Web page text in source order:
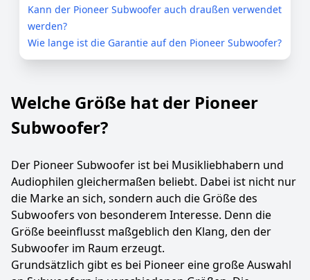
Kann der Pioneer Subwoofer auch draußen verwendet
werden?
Wie lange ist die Garantie auf den Pioneer Subwoofer?
Welche Größe hat der Pioneer
Subwoofer?
Der Pioneer Subwoofer ist bei Musikliebhabern und
Audiophilen gleichermaßen beliebt. Dabei ist nicht nur
die Marke an sich, sondern auch die Größe des
Subwoofers von besonderem Interesse. Denn die
Größe beeinflusst maßgeblich den Klang, den der
Subwoofer im Raum erzeugt.
Grundsätzlich gibt es bei Pioneer eine große Auswahl